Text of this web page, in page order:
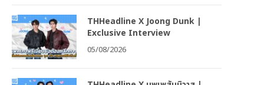
THHeadline X Joong Dunk |
Exclusive Interview
05/08/2026